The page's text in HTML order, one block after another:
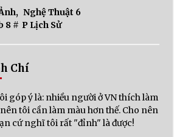
, Nghệ Thuật 6
8# P Lịch Sử
Chí
góp ý là: nhiều người ở VN thích làm
tôi cần làm màu hơn thế. Cho nên
cứ nghĩ tôi rất "đỉnh" là được!